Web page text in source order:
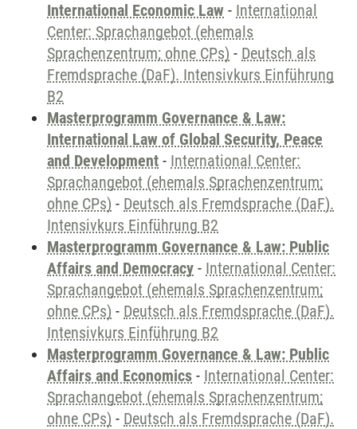
International Economic Law - International
Center: Sprachangebot (ehemals
Sprachenzentrum; ohne CPs) - Deutsch als
Fremdsprache (DaF). Intensivkurs Einführung
B2
Masterprogramm Governance & Law:
International Law of Global Security, Peace
and Development - International Center:
Sprachangebot (ehemals Sprachenzentrum;
ohne CPs) - Deutsch als Fremdsprache (DaF).
Intensivkurs Einführung B2
Masterprogramm Governance & Law: Public
Affairs and Democracy - International Center:
Sprachangebot (ehemals Sprachenzentrum;
ohne CPs) - Deutsch als Fremdsprache (DaF).
Intensivkurs Einführung B2
Masterprogramm Governance & Law: Public
Affairs and Economics - International Center:
Sprachangebot (ehemals Sprachenzentrum;
ohne CPs) - Deutsch als Fremdsprache (DaF).